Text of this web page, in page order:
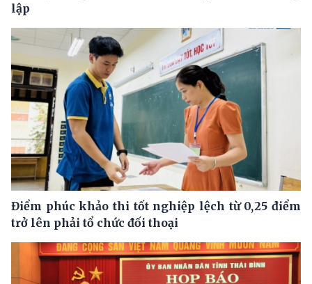
lập
Điểm phúc khảo thi tốt nghiệp lệch từ 0,25 điểm
trở lên phải tổ chức đối thoại